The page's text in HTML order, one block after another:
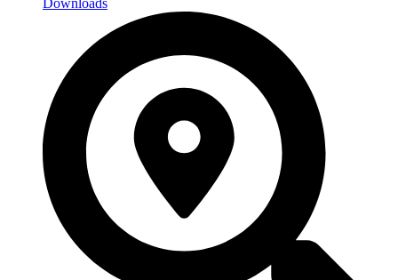
Downloads